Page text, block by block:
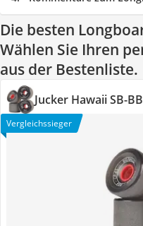
Die besten
Wählen Sie Ihren
aus der Bestenliste.
Jucker Hawaii SB-
Vergleichssieger